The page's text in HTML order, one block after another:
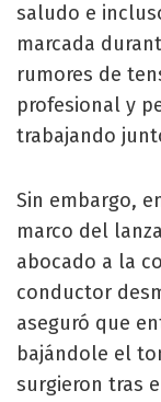
saludo e
marcada
rumores de
profesional y
trabajando
Sin embargo,
marco del
abocado a la
conductor
aseguró que
bajándole el
surgieron tras